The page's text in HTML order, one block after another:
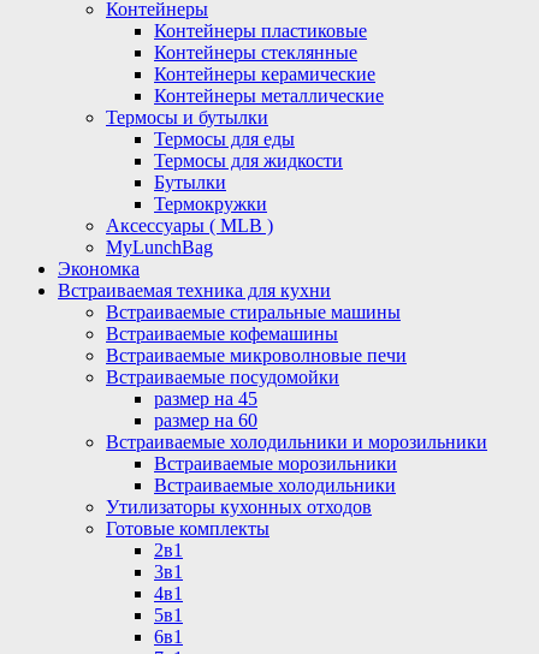
Контейнеры
Контейнеры пластиковые
Контейнеры стеклянные
Контейнеры керамические
Контейнеры металлические
Термосы и бутылки
Термосы для еды
Термосы для жидкости
Бутылки
Термокружки
Аксессуары ( MLB )
MyLunchBag
Экономка
Встраиваемая техника для кухни
Встраиваемые стиральные машины
Встраиваемые кофемашины
Встраиваемые микроволновые печи
Встраиваемые посудомойки
размер на 45
размер на 60
Встраиваемые холодильники и морозильники
Встраиваемые морозильники
Встраиваемые холодильники
Утилизаторы кухонных отходов
Готовые комплекты
2в1
3в1
4в1
5в1
6в1